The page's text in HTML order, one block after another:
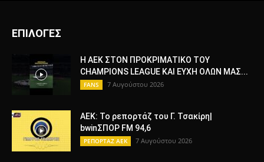
ΕΠΙΛΟΓΕΣ
Η ΑΕΚ ΣΤΟΝ ΠΡΟΚΡΙΜΑΤΙΚΟ ΤΟΥ
CHAMPIONS LEAGUE ΚΑΙ ΕΥΧΗ ΟΛΩΝ ΜΑΣ...
FANS 7 Αυγούστου 2026
ΑΕΚ: Το ρεπορτάζ του Γ. Τσακίρη|
bwinΣΠΟΡ FM 94,6
ΡΕΠΟΡΤΑΖ ΑΕΚ 7 Αυγούστου 2026